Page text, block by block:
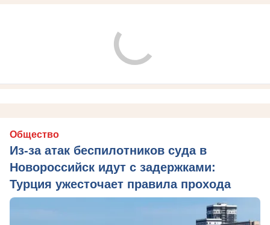
Общество
Из‑за атак беспилотников суда в
Новороссийск идут с задержками:
Турция ужесточает правила прохода